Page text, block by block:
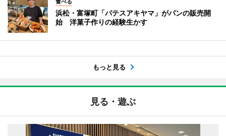
浜松・富塚町「パテスアキヤマ」がパンの販売開
始 洋菓子作りの経験生かす
もっと見る
見る・遊ぶ